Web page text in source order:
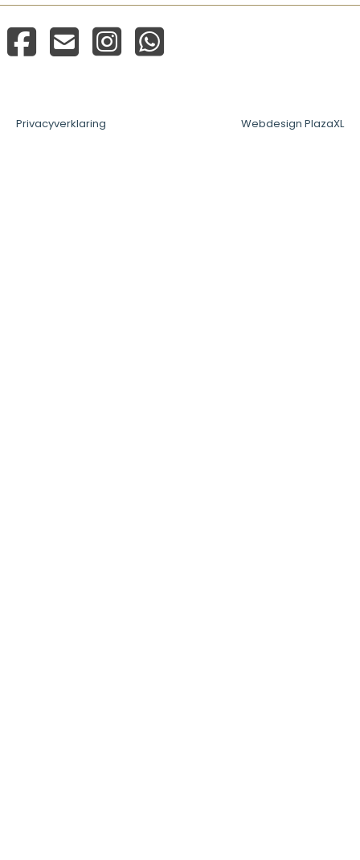
Privacyverklaring Webdesign PlazaXL